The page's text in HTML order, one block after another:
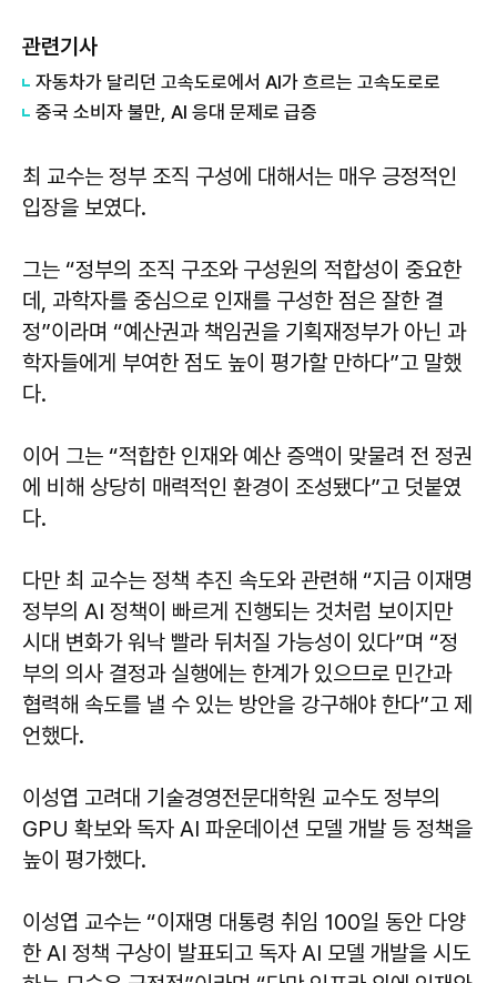
관련기사
자동차가 달리던 고속도로에서 AI가 흐르는 고속도로로
중국 소비자 불만, AI 응대 문제로 급증
최 교수는 정부 조직 구성에 대해서는 매우 긍정적인
입장을 보였다.
그는 “정부의 조직 구조와 구성원의 적합성이 중요한
데, 과학자를 중심으로 인재를 구성한 점은 잘한 결
정”이라며 “예산권과 책임권을 기획재정부가 아닌 과
학자들에게 부여한 점도 높이 평가할 만하다”고 말했
다.
이어 그는 “적합한 인재와 예산 증액이 맞물려 전 정권
에 비해 상당히 매력적인 환경이 조성됐다”고 덧붙였
다.
다만 최 교수는 정책 추진 속도와 관련해 “지금 이재명
정부의 AI 정책이 빠르게 진행되는 것처럼 보이지만
시대 변화가 워낙 빨라 뒤처질 가능성이 있다”며 “정
부의 의사 결정과 실행에는 한계가 있으므로 민간과
협력해 속도를 낼 수 있는 방안을 강구해야 한다”고 제
언했다.
이성엽 고려대 기술경영전문대학원 교수도 정부의
GPU 확보와 독자 AI 파운데이션 모델 개발 등 정책을
높이 평가했다.
이성엽 교수는 “이재명 대통령 취임 100일 동안 다양
한 AI 정책 구상이 발표되고 독자 AI 모델 개발을 시도